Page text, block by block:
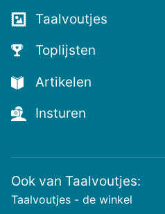
Taalvoutjes
Toplijsten
Artikelen
Insturen
Ook van Taalvoutjes:
Taalvoutjes - de winkel